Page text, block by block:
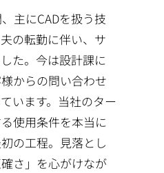
主にCADを扱う技
の転勤に伴い、サ
た。今は設計課に
からの問い合わせ
います。当社のター
使用条件を本当に
の工程。見落とし
さ」を心がけなが